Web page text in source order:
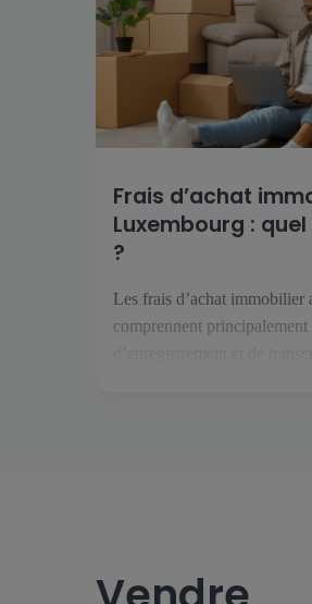
Frais d’achat
Luxembourg :
?
Les frais d’achat immobilier
comprennent principalement